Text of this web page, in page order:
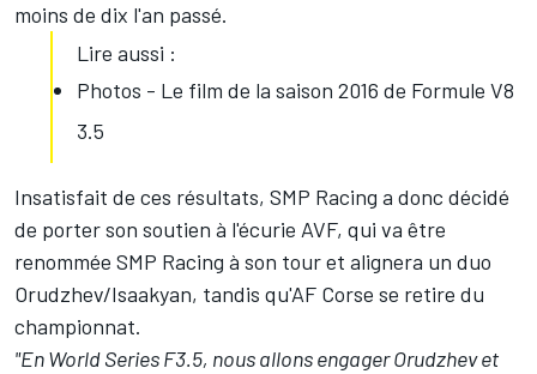
moins de dix l'an passé.
Lire aussi :
Photos - Le film de la saison 2016 de Formule V8
3.5
Insatisfait de ces résultats, SMP Racing a donc décidé
de porter son soutien à l'écurie AVF, qui va être
renommée SMP Racing à son tour et alignera un duo
Orudzhev/Isaakyan, tandis qu'AF Corse se retire du
championnat.
"En World Series F3.5, nous allons engager Orudzhev et